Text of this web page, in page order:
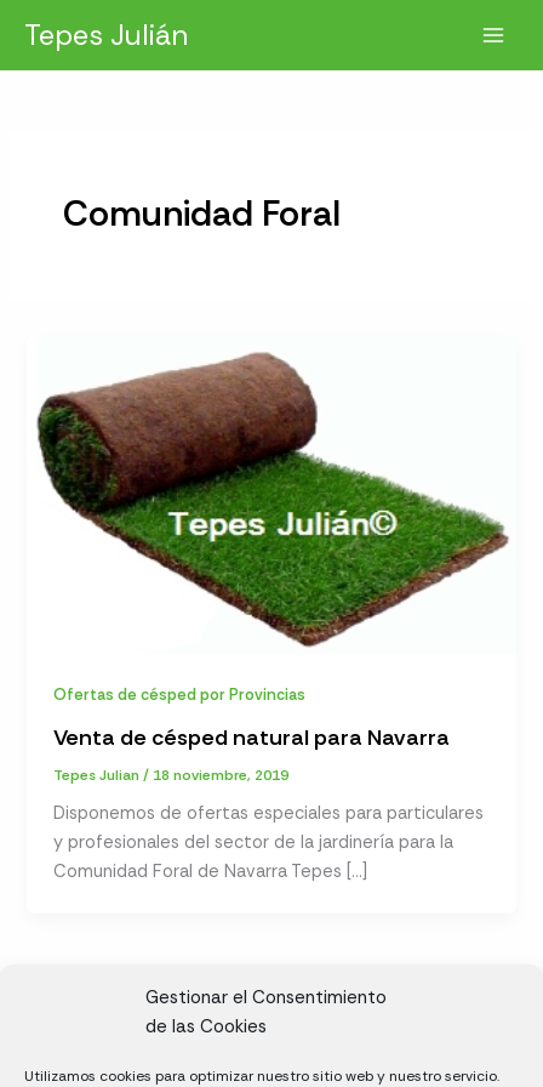
Gestionar el Consentimiento
de las Cookies
Utilizamos cookies para optimizar nuestro sitio web y nuestro servicio.
contenido
Tepes Julián
Comunidad Foral
Ofertas de césped por Provincias
Venta de césped natural para Navarra
Tepes Julian/ 18 noviembre, 2019
Disponemos de ofertas especiales para particulares
y profesionales del sector de la jardinería para la
Comunidad Foral de Navarra Tepes […]